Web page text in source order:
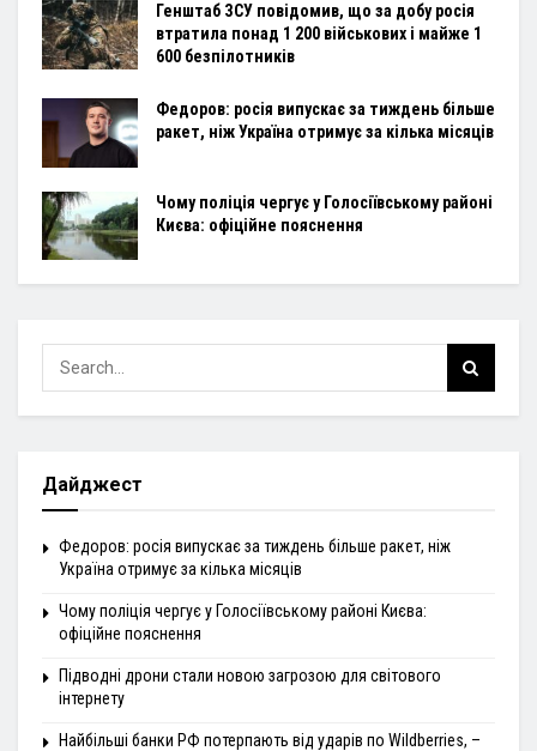
Генштаб ЗСУ повідомив, що за добу росія
втратила понад 1 200 військових і майже 1
600 безпілотників
Федоров: росія випускає за тиждень більше
ракет, ніж Україна отримує за кілька місяців
Чому поліція чергує у Голосіївському районі
Києва: офіційне пояснення
Дайджест
Федоров: росія випускає за тиждень більше ракет, ніж
Україна отримує за кілька місяців
Чому поліція чергує у Голосіївському районі Києва:
офіційне пояснення
Підводні дрони стали новою загрозою для світового
інтернету
Найбільші банки РФ потерпають від ударів по Wildberries, –